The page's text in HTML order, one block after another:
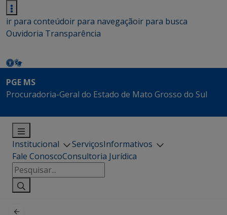
ir para conteúdoir para navegaçãoir para busca
Ouvidoria Transparência
PGE MS
Procuradoria-Geral do Estado de Mato Grosso do Sul
Institucional ServiçosInformativos
Fale ConoscoConsultoria Jurídica
Pesquisar
por: